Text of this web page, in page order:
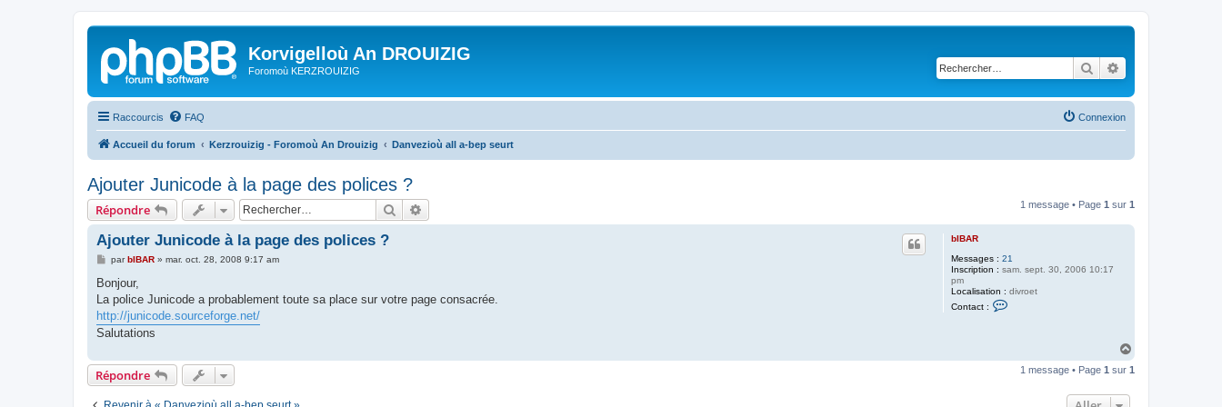
Korvigelloù An DROUIZIG
Foromoù KERZROUIZIG Rechercher
Raccourcis FAQ Connexion
Accueil du forum Kerzrouizig - Foromoù An Drouizig Danvezioù all a-bep seurt
Ajouter Junicode à la page des polices ?
Répondre Rechercher 1 message • Page 1 sur 1
bIBAR
Messages : 21
Inscription : sam. sept. 30, 2006 10:17
pm
Localisation : divroet
Contact :
Ajouter Junicode à la page des polices ?
M
s
a
g
e
parbIBAR» mar. oct. 28, 2008 9:17 am
Bonjour,
La police Junicode a probablement toute sa place sur votre page consacrée.
http://junicode.sourceforge.net/
Salutations
u
Répondre 1 message • Page 1 sur 1